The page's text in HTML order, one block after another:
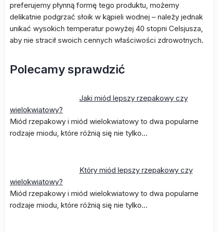
preferujemy płynną formę tego produktu, możemy
delikatnie podgrzać słoik w kąpieli wodnej – należy jednak
unikać wysokich temperatur powyżej 40 stopni Celsjusza,
aby nie stracił swoich cennych właściwości zdrowotnych.
Polecamy sprawdzić
Jaki miód lepszy rzepakowy czy
wielokwiatowy?
Miód rzepakowy i miód wielokwiatowy to dwa popularne
rodzaje miodu, które różnią się nie tylko…
Który miód lepszy rzepakowy czy
wielokwiatowy?
Miód rzepakowy i miód wielokwiatowy to dwa popularne
rodzaje miodu, które różnią się nie tylko…